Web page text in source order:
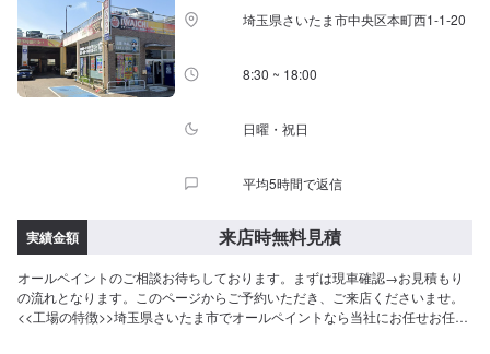
埼玉県さいたま市中央区本町西1-1-20
8:30 ~ 18:00
日曜・祝日
平均5時間で返信
実績金額 来店時無料見積
オールペイントのご相談お待ちしております。まずは現車確認→お見積もり
の流れとなります。このページからご予約いただき、ご来店くださいませ。
<<工場の特徴>>埼玉県さいたま市でオールペイントなら当社にお任せお任せ